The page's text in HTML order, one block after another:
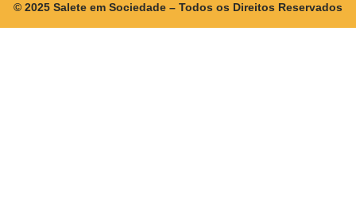
© 2025 Salete em Sociedade – Todos os Direitos Reservados